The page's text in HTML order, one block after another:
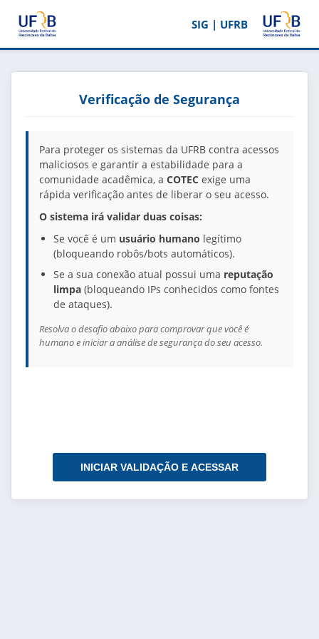
SIG | UFRB
Verificação de Segurança
Para proteger os sistemas da UFRB contra acessos
maliciosos e garantir a estabilidade para a
comunidade acadêmica, a COTEC exige uma
rápida verificação antes de liberar o seu acesso.
O sistema irá validar duas coisas:
Se você é um usuário humano legítimo
(bloqueando robôs/bots automáticos).
Se a sua conexão atual possui uma reputação
limpa (bloqueando IPs conhecidos como fontes
de ataques).
Resolva o desafio abaixo para comprovar que você é
humano e iniciar a análise de segurança do seu acesso.
INICIAR VALIDAÇÃO E ACESSAR